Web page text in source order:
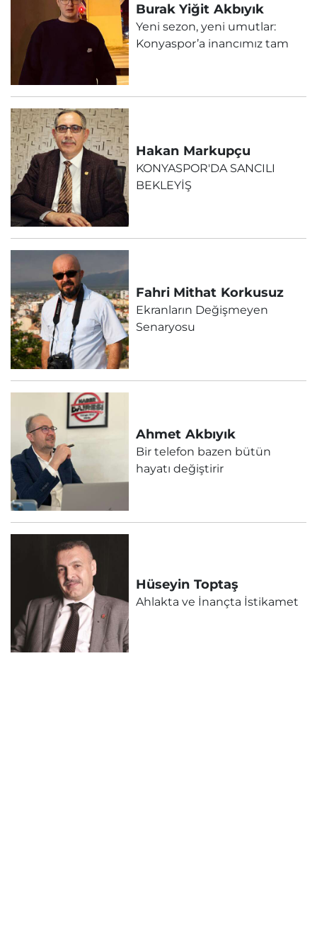
Burak Yiğit Akbıyık
Yeni sezon, yeni umutlar:
Konyaspor’a inancımız tam
Hakan Markupçu
KONYASPOR'DA SANCILI
BEKLEYİŞ
Fahri Mithat Korkusuz
Ekranların Değişmeyen
Senaryosu
Ahmet Akbıyık
Bir telefon bazen bütün
hayatı değiştirir
Hüseyin Toptaş
Ahlakta ve İnançta İstikamet